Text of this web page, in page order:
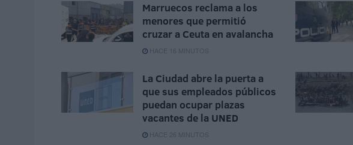
Marruecos reclama a los
menores que permitió
cruzar a Ceuta en avalancha
HACE 16 MINUTOS
La Ciudad abre la puerta a
que sus empleados públicos
puedan ocupar plazas
vacantes de la UNED
HACE 26 MINUTOS